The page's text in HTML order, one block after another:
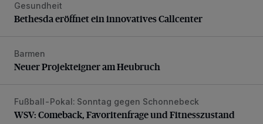
Bethesda eröffnet ein innovatives Callcenter
Gesundheit
Bethesda eröffnet ein innovatives Callcenter
Neuer Projekteigner am Heubruch
Barmen
Neuer Projekteigner am Heubruch
WSV: Comeback, Favoritenfrage und Fitnesszustand
Fußball-Pokal: Sonntag gegen Schonnebeck
WSV: Comeback, Favoritenfrage und Fitnesszustand